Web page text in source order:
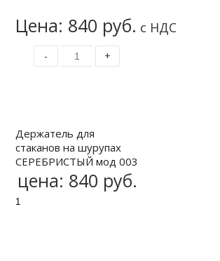
Цена: 840 руб. с НДС
- +
Держатель для
стаканов на шурупах
СЕРЕБРИСТЫЙ мод 003
цена: 840 руб.